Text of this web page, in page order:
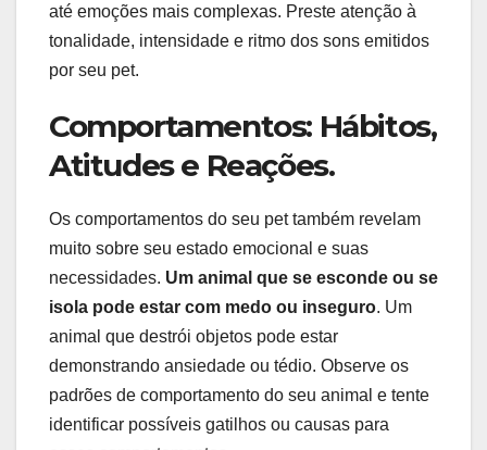
até emoções mais complexas. Preste atenção à
tonalidade, intensidade e ritmo dos sons emitidos
por seu pet.
Comportamentos: Hábitos,
Atitudes e Reações.
Os comportamentos do seu pet também revelam
muito sobre seu estado emocional e suas
necessidades. Um animal que se esconde ou se
isola pode estar com medo ou inseguro. Um
animal que destrói objetos pode estar
demonstrando ansiedade ou tédio. Observe os
padrões de comportamento do seu animal e tente
identificar possíveis gatilhos ou causas para